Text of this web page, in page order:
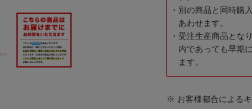
別の商品と同時購
あわせます。
受注生産商品とな
内であっても早期
ます。
※ お客様都合による